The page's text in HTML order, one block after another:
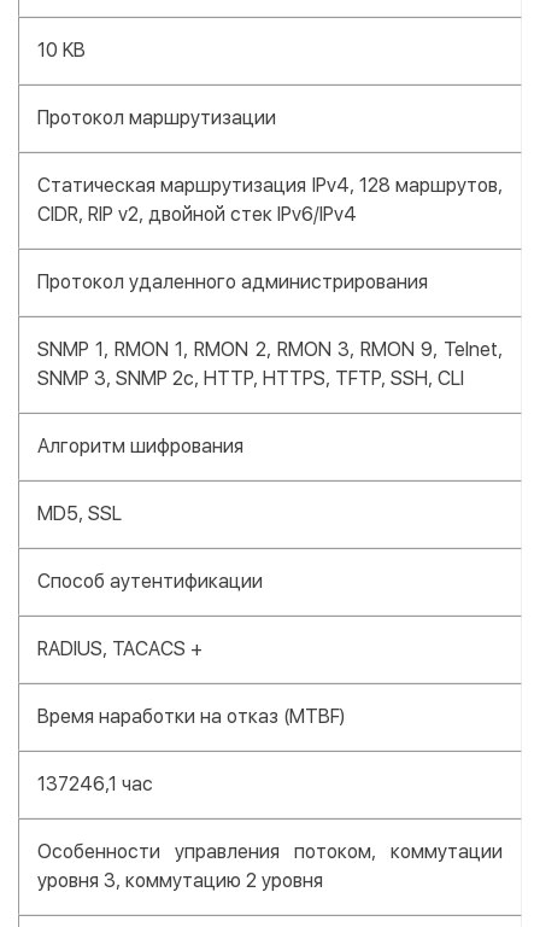
10 KB
Протокол маршрутизации
Статическая маршрутизация IPv4, 128 маршрутов,
CIDR, RIP v2, двойной стек IPv6/IPv4
Протокол удаленного администрирования
SNMP 1, RMON 1, RMON 2, RMON 3, RMON 9, Telnet,
SNMP 3, SNMP 2c, HTTP, HTTPS, TFTP, SSH, CLI
Алгоритм шифрования
MD5, SSL
Способ аутентификации
RADIUS, TACACS +
Время наработки на отказ (MTBF)
137246,1 час
Особенности управления потоком, коммутации
уровня 3, коммутацию 2 уровня